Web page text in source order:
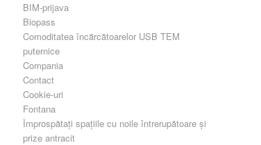
BIM-prijava
Biopass
Comoditatea încărcătoarelor USB TEM
puternice
Compania
Contact
Cookie-uri
Fontana
Împrospătați spațiile cu noile întrerupătoare și
prize antracit